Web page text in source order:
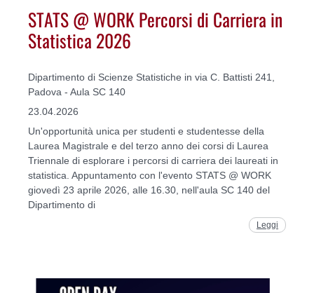
STATS @ WORK Percorsi di Carriera in
Statistica 2026
Dipartimento di Scienze Statistiche in via C. Battisti 241,
Padova - Aula SC 140
23.04.2026
Un'opportunità unica per studenti e studentesse della
Laurea Magistrale e del terzo anno dei corsi di Laurea
Triennale di esplorare i percorsi di carriera dei laureati in
statistica. Appuntamento con l'evento STATS @ WORK
giovedì 23 aprile 2026, alle 16.30, nell'aula SC 140 del
Dipartimento di
Leggi